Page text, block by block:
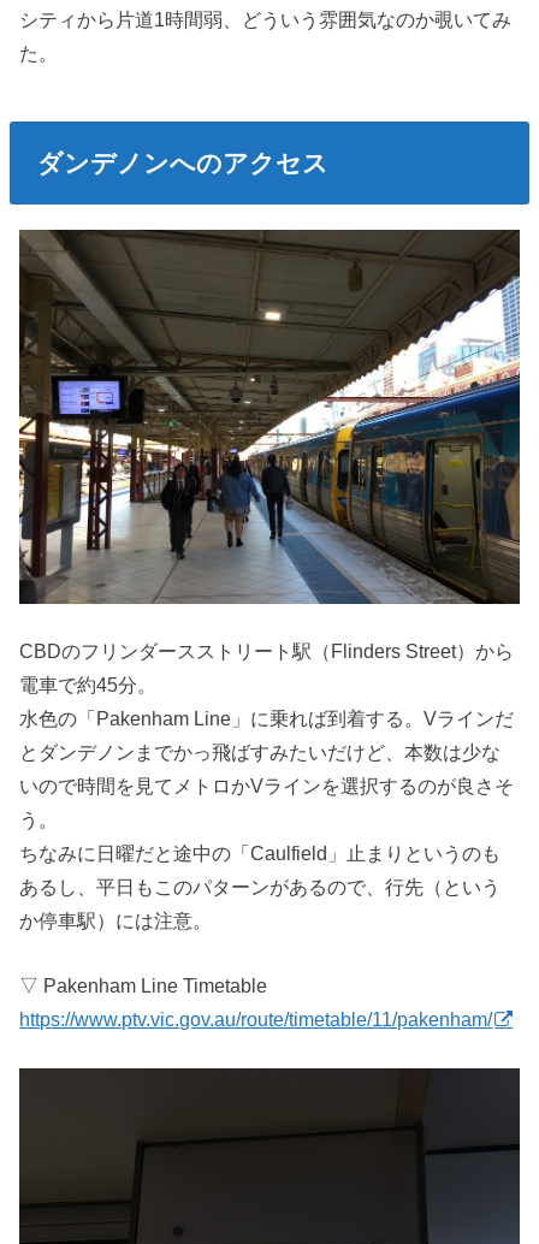
シティから片道1時間弱、どういう雰囲気なのか覗いてみ
た。
ダンデノンへのアクセス
CBDのフリンダースストリート駅（Flinders Street）から
電車で約45分。
水色の「Pakenham Line」に乗れば到着する。Vラインだ
とダンデノンまでかっ飛ばすみたいだけど、本数は少な
いので時間を見てメトロかVラインを選択するのが良さそ
う。
ちなみに日曜だと途中の「Caulfield」止まりというのも
あるし、平日もこのパターンがあるので、行先（という
か停車駅）には注意。
▽ Pakenham Line Timetable
https://www.ptv.vic.gov.au/route/timetable/11/pakenham/